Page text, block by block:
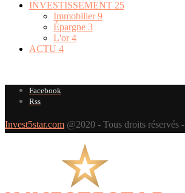
INVESTISSEMENT 25
Immobilier9
Épargne 3
L'or4
ACTU 4
Facebook
Rss
Invest5star.com @2020 - Tous droits réservés -